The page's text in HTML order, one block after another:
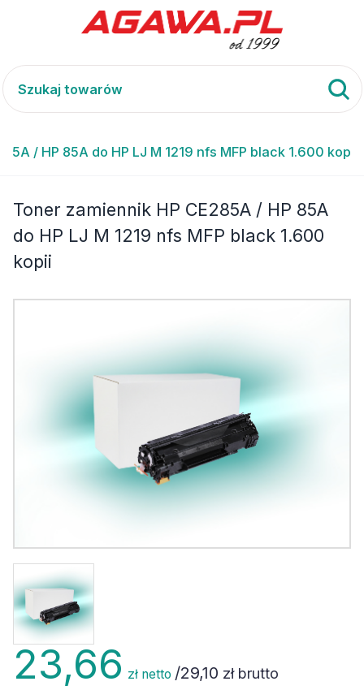
/ HP 85A do HP LJ M 1219 nfs MFP black 1.600 kopii
Toner zamiennik HP CE285A / HP 85A
do HP LJ M 1219 nfs MFP black 1.600
kopii
23,66 zł netto /29,10 zł brutto